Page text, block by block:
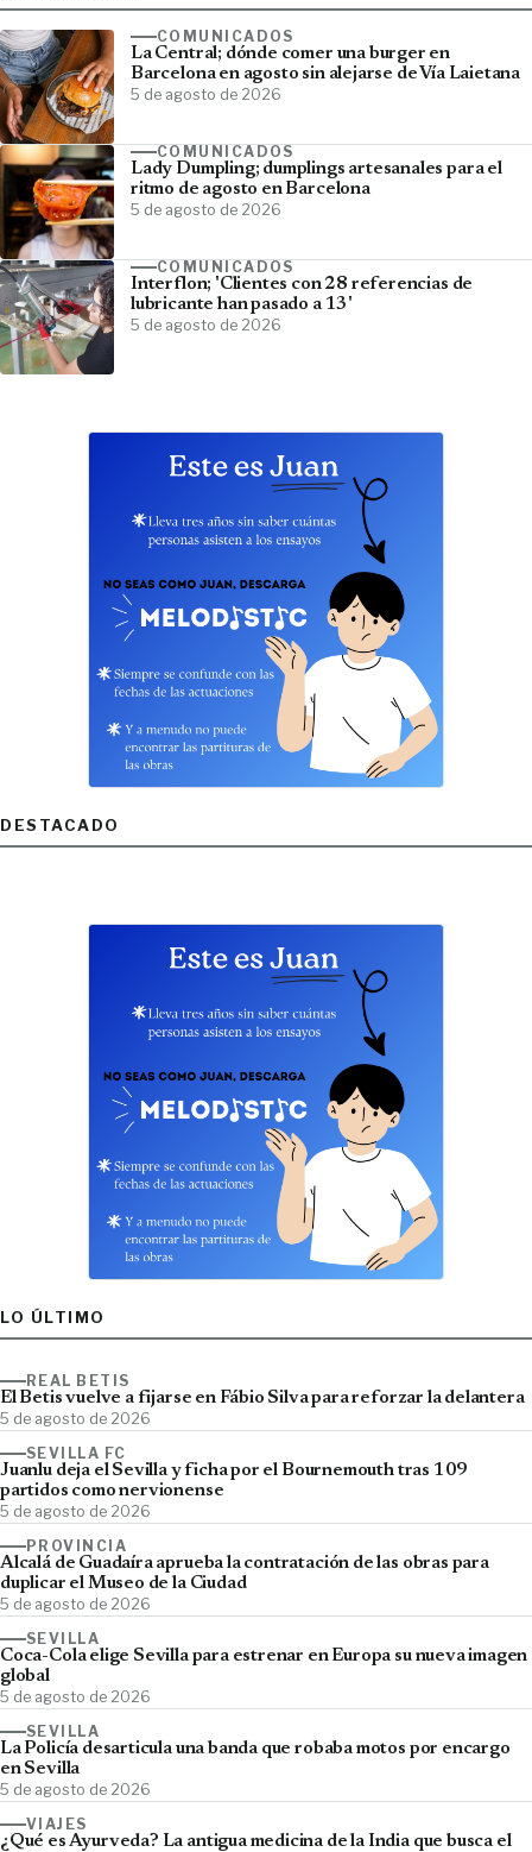
COMUNICADOS
La Central; dónde comer una burger en
Barcelona en agosto sin alejarse de Vía Laietana
5 de agosto de 2026
COMUNICADOS
Lady Dumpling; dumplings artesanales para el
ritmo de agosto en Barcelona
5 de agosto de 2026
COMUNICADOS
Interflon; 'Clientes con 28 referencias de
lubricante han pasado a 13'
5 de agosto de 2026
DESTACADO
LO ÚLTIMO
REAL BETIS
El Betis vuelve a fijarse en Fábio Silva para reforzar la delantera
5 de agosto de 2026
SEVILLA FC
Juanlu deja el Sevilla y ficha por el Bournemouth tras 109
partidos como nervionense
5 de agosto de 2026
PROVINCIA
Alcalá de Guadaíra aprueba la contratación de las obras para
duplicar el Museo de la Ciudad
5 de agosto de 2026
SEVILLA
Coca-Cola elige Sevilla para estrenar en Europa su nueva imagen
global
5 de agosto de 2026
SEVILLA
La Policía desarticula una banda que robaba motos por encargo
en Sevilla
5 de agosto de 2026
VIAJES
¿Qué es Ayurveda? La antigua medicina de la India que busca el